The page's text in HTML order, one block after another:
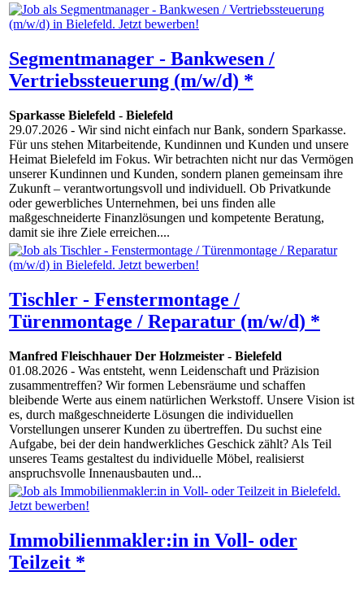
Segmentmanager - Bankwesen /
Vertriebssteuerung (m/w/d) *
Sparkasse Bielefeld - Bielefeld
29.07.2026 - Wir sind nicht einfach nur Bank, sondern Sparkasse.
Für uns stehen Mitarbeitende, Kundinnen und Kunden und unsere
Heimat Bielefeld im Fokus. Wir betrachten nicht nur das Vermögen
unserer Kundinnen und Kunden, sondern planen gemeinsam ihre
Zukunft – verantwortungsvoll und individuell. Ob Privatkunde
oder gewerbliches Unternehmen, bei uns finden alle
maßgeschneiderte Finanzlösungen und kompetente Beratung,
damit sie ihre Ziele erreichen....
Tischler - Fenstermontage /
Türenmontage / Reparatur (m/w/d) *
Manfred Fleischhauer Der Holzmeister - Bielefeld
01.08.2026 - Was entsteht, wenn Leidenschaft und Präzision
zusammentreffen? Wir formen Lebensräume und schaffen
bleibende Werte aus einem natürlichen Werkstoff. Unsere Vision ist
es, durch maßgeschneiderte Lösungen die individuellen
Vorstellungen unserer Kunden zu übertreffen. Du suchst eine
Aufgabe, bei der dein handwerkliches Geschick zählt? Als Teil
unseres Teams gestaltest du individuelle Möbel, realisierst
anspruchsvolle Innenausbauten und...
Immobilienmakler:in in Voll- oder
Teilzeit *